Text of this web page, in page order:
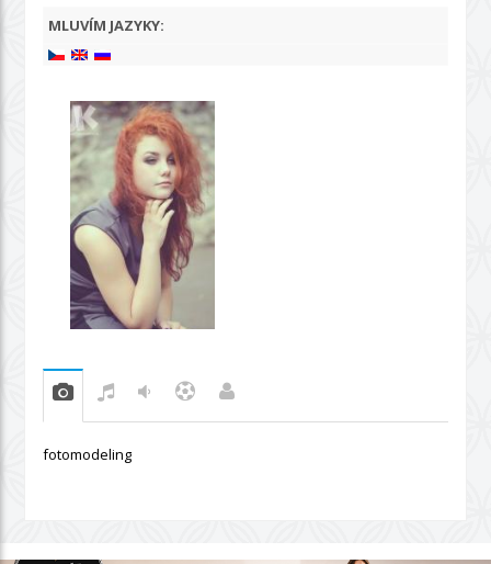
MLUVÍM JAZYKY:
fotomodeling